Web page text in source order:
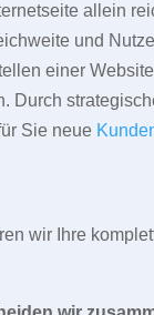
allein
und
einer
Durch
Sie neue
wir Ihre